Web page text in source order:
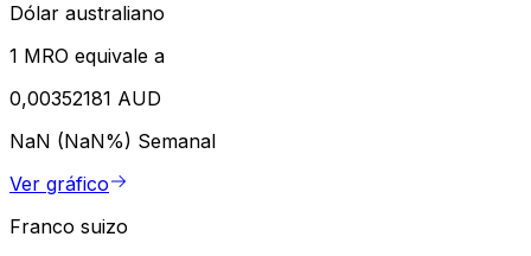
Dólar australiano
1 MRO equivale a
0,00352181 AUD
NaN (NaN%) Semanal
Ver gráfico
Franco suizo